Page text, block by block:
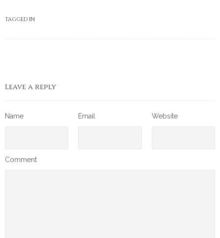
TAGGED IN
Leave a reply
Name Email Website
Comment